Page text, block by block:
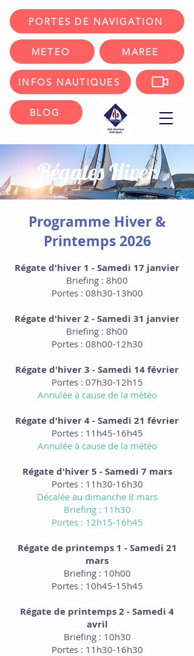
MAREE
PORTES DE NAVIGATION
METEO
INFOS NAUTIQUES
BLOG
Régates Hiver
Programme Hiver &
Printemps 2026
Régate d'hiver 1 - Samedi 17 janvier
Briefing : 8h00
Portes : 08h30-13h00
Régate d'hiver 2 - Samedi 31 janvier
Briefing : 8h00
Portes : 08h00-12h30
Régate d'hiver 3 - Samedi 14 février
Portes : 07h30-12h15
Annulée à cause de la météo
Régate d'hiver 4 - Samedi 21 février
Portes : 11h45-16h45
Annulée à cause de la météo
Régate d'hiver 5 - Samedi 7 mars
Portes : 11h30-16h30
Décalée au dimanche 8 mars
Briefing : 11h30
Portes : 12h15-16h45
Régate de printemps 1 - Samedi 21
mars
Briefing : 10h00
Portes : 10h45-15h45
Régate de printemps 2 - Samedi 4
avril
Briefing : 10h30
Portes : 11h30-16h30